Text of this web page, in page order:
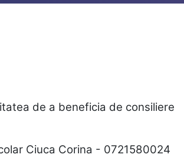
de a beneficia de consiliere
Ciuca Corina - 0721580024